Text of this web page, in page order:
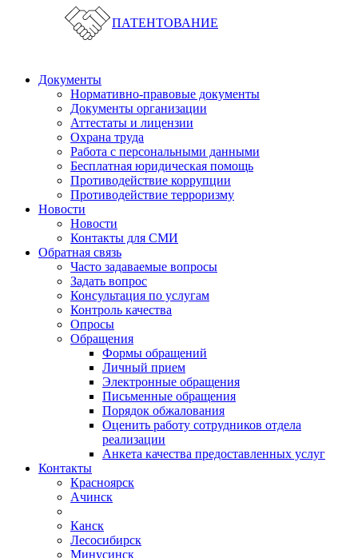
ПАТЕНТОВАНИЕ
Документы
Нормативно-правовые документы
Документы организации
Аттестаты и лицензии
Охрана труда
Работа с персональными данными
Бесплатная юридическая помощь
Противодействие коррупции
Противодействие терроризму
Новости
Новости
Контакты для СМИ
Обратная связь
Часто задаваемые вопросы
Задать вопрос
Консультация по услугам
Контроль качества
Опросы
Обращения
Формы обращений
Личный прием
Электронные обращения
Письменные обращения
Порядок обжалования
Оценить работу сотрудников отдела
реализации
Анкета качества предоставленных услуг
Контакты
Красноярск
Ачинск
Канск
Лесосибирск
Минусинск